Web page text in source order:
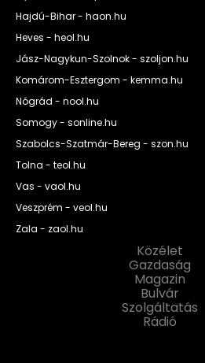
Hajdú-Bihar - haon.hu
Heves - heol.hu
Jász-Nagykun-Szolnok - szoljon.hu
Komárom-Esztergom - kemma.hu
Nógrád - nool.hu
Somogy - sonline.hu
Szabolcs-Szatmár-Bereg - szon.hu
Tolna - teol.hu
Vas - vaol.hu
Veszprém - veol.hu
Zala - zaol.hu
Közélet
Gazdaság
Magazin
Bulvár
Szolgáltatás
Rádió